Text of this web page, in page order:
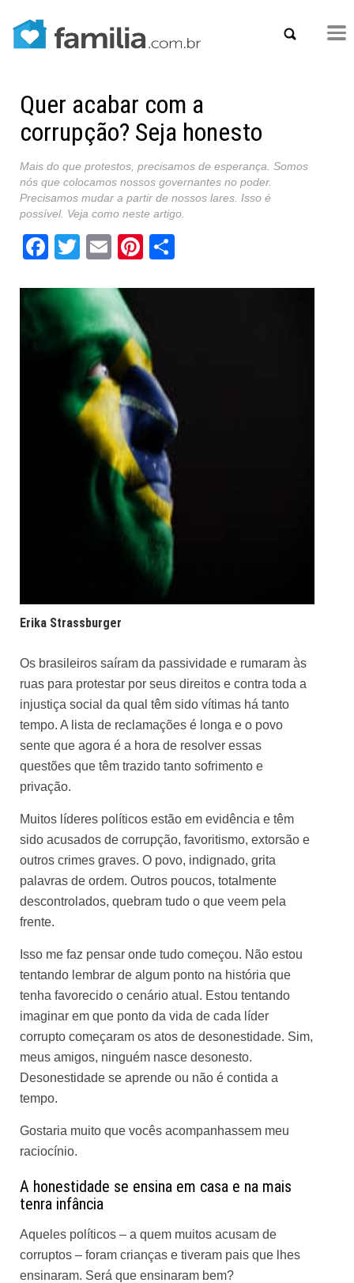
Quer acabar com a
corrupção? Seja honesto
Mais do que protestos, precisamos de esperança. Somos
nós que colocamos nossos governantes no poder.
Precisamos mudar a partir de nossos lares. Isso é
possível. Veja como neste artigo.
Facebook
Twitter
EmailPinterest
Erika Strassburger
Os brasileiros saíram da passividade e rumaram às
ruas para protestar por seus direitos e contra toda a
injustiça social da qual têm sido vítimas há tanto
tempo. A lista de reclamações é longa e o povo
sente que agora é a hora de resolver essas
questões que têm trazido tanto sofrimento e
privação.
Muitos líderes políticos estão em evidência e têm
sido acusados de corrupção, favoritismo, extorsão e
outros crimes graves. O povo, indignado, grita
palavras de ordem. Outros poucos, totalmente
descontrolados, quebram tudo o que veem pela
frente.
Isso me faz pensar onde tudo começou. Não estou
tentando lembrar de algum ponto na história que
tenha favorecido o cenário atual. Estou tentando
imaginar em que ponto da vida de cada líder
corrupto começaram os atos de desonestidade. Sim,
meus amigos, ninguém nasce desonesto.
Desonestidade se aprende ou não é contida a
tempo.
Gostaria muito que vocês acompanhassem meu
raciocínio.
A honestidade se ensina em casa e na mais
tenra infância
Aqueles políticos – a quem muitos acusam de
corruptos – foram crianças e tiveram pais que lhes
ensinaram. Será que ensinaram bem?